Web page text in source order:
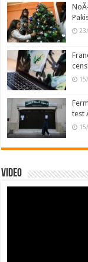
test
Video